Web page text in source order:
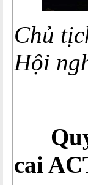
Chủ
Hội
cai